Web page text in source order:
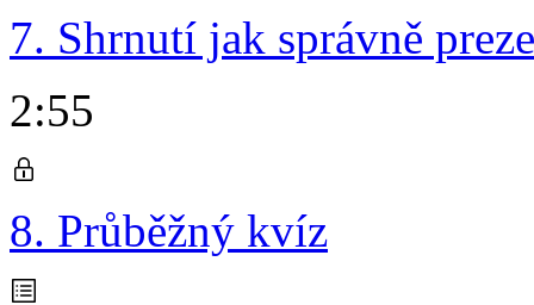
7. Shrnutí jak správně
2:55
8. Průběžný kvíz